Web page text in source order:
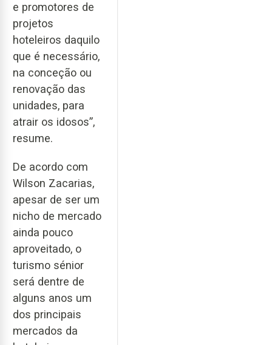
e promotores de
projetos
hoteleiros daquilo
que é necessário,
na conceção ou
renovação das
unidades, para
atrair os idosos”,
resume.
De acordo com
Wilson Zacarias,
apesar de ser um
nicho de mercado
ainda pouco
aproveitado, o
turismo sénior
será dentre de
alguns anos um
dos principais
mercados da